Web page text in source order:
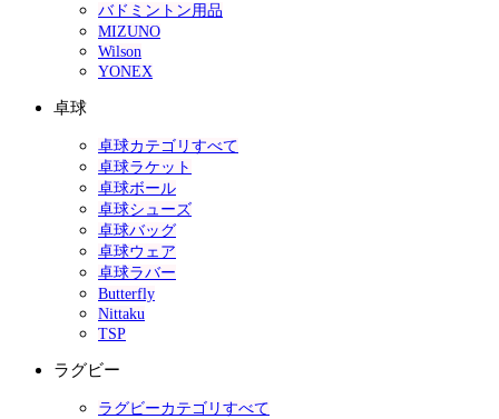
バドミントン用品
MIZUNO
Wilson
YONEX
卓球
卓球カテゴリすべて
卓球ラケット
卓球ボール
卓球シューズ
卓球バッグ
卓球ウェア
卓球ラバー
Butterfly
Nittaku
TSP
ラグビー
ラグビーカテゴリすべて